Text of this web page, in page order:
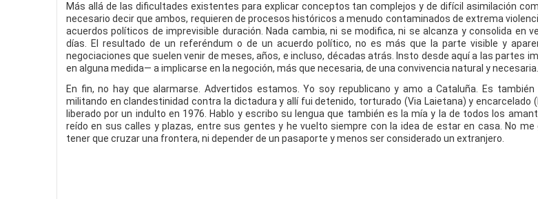
Más allá de las dificultades existentes para explicar conceptos tan complejos y de difícil asimilación
necesario decir que ambos, requieren de procesos históricos a menudo contaminados de extrema
acuerdos políticos de imprevisible duración. Nada cambia, ni se modifica, ni se alcanza y consolida en
días. El resultado de un referéndum o de un acuerdo político, no es más que la parte visible y
negociaciones que suelen venir de meses, años, e incluso, décadas atrás. Insto desde aquí a las partes
en alguna medida— a implicarse en la negoción, más que necesaria, de una convivencia natural y
En fin, no hay que alarmarse. Advertidos estamos. Yo soy republicano y amo a Cataluña. Es
militando en clandestinidad contra la dictadura y allí fui detenido, torturado (Via Laietana) y encarcelado
liberado por un indulto en 1976. Hablo y escribo su lengua que también es la mía y la de todos los
reído en sus calles y plazas, entre sus gentes y he vuelto siempre con la idea de estar en casa. No me
tener que cruzar una frontera, ni depender de un pasaporte y menos ser considerado un extranjero.